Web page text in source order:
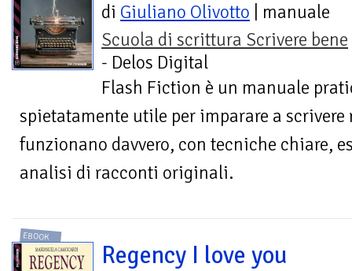
di Giuliano Olivotto | manuale
Scuola di scrittura Scrivere bene
- Delos Digital
Flash Fiction è un manuale
spietatamente utile per imparare a
funzionano davvero, con tecniche chiare,
analisi di racconti originali.
EBOOK
Regency I love you